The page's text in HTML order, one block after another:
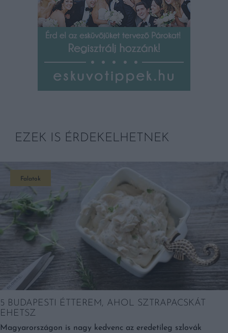
EZEK IS ÉRDEKELHETNEK
Falatok
5 BUDAPESTI ÉTTEREM, AHOL SZTRAPACSKÁT
EHETSZ
Magyarországon is nagy kedvenc az eredetileg szlovák